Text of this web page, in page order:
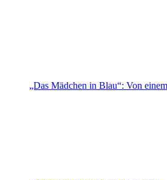
„Das Mädchen in Blau“: Von